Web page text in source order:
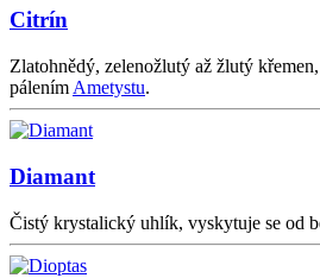
Citrín
Zlatohnědý, zelenožlutý až žlutý
pálením Ametystu.
Diamant
Čistý krystalický uhlík, vyskytuje se od